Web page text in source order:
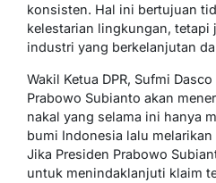
konsisten. Hal ini bertujuan
kelestarian lingkungan, tetapi
industri yang berkelanjutan
Wakil Ketua DPR, Sufmi
Prabowo Subianto akan
nakal yang selama ini hanya
bumi Indonesia lalu
Jika Presiden Prabowo
untuk menindaklanjuti klaim